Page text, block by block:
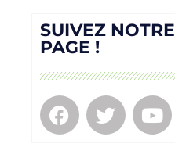
SUIVEZ NOTRE
PAGE !